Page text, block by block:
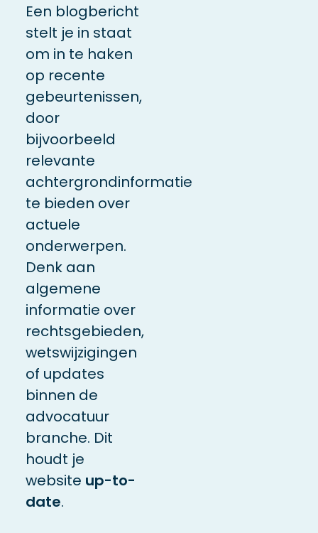
Een blogbericht
stelt je in staat
om in te haken
op recente
gebeurtenissen,
door
bijvoorbeeld
relevante
achtergrondinformatie
te bieden over
actuele
onderwerpen.
Denk aan
algemene
informatie over
rechtsgebieden,
wetswijzigingen
of updates
binnen de
advocatuur
branche. Dit
houdt je
website up-to-
date.